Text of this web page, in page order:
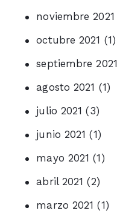
noviembre 2021
octubre 2021 (1)
septiembre 2021
agosto 2021 (1)
julio 2021 (3)
junio 2021 (1)
mayo 2021 (1)
abril 2021 (2)
marzo 2021 (1)